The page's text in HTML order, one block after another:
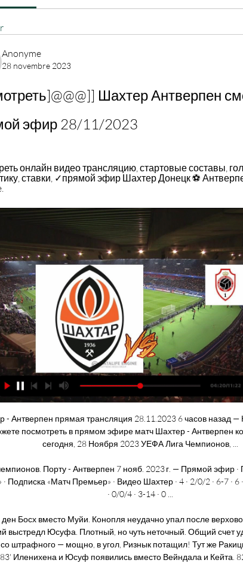
Anonyme
28 novembre 2023
Шахтер Антверпен
эфир 28/11/2023
онлайн видео трансляцию, стартовые составы,
ставки, ✓прямой эфир Шахтер Донецк ⚽
- Антверпен прямая трансляция 28.11.2023 6 часов назад
посмотреть в прямом эфире матч Шахтер - Антверпен
сегодня, 28 Ноября 2023 УЕФА Лига Чемпионов, ...
Порту - Антверпен 7 нояб. 2023 г. — Прямой эфир ·
· Подписка «Матч Премьер» · Видео Шахтер · 4 · 2/0/2 · 6-7 · 6
· 0/0/4 · 3-14 · 0 ...
Босх вместо Муйи. Конопля неудачно упал после
выстредл Юсуфа. Плотный, но чуть неточный. Общий счет
штрафного — мощно, в угол, Ризнык потащил! Тут же
Иленихена и Юсуф появились вместо Вейндала и Кейта.